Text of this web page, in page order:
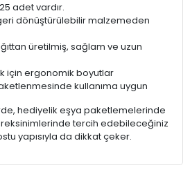
adet vardır.
dönüştürülebilir malzemeden
üretilmiş, sağlam ve uzun
için ergonomik boyutlar
kullanıma uygun
hediyelik eşya paketlemelerinde
tercih edebileceğiniz
yapısıyla da dikkat çeker.